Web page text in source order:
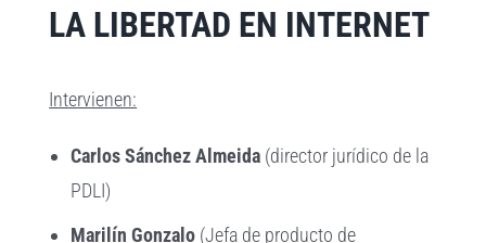
LA LIBERTAD EN INTERNET
Intervienen:
Carlos Sánchez Almeida (director jurídico de la
PDLI)
Marilín Gonzalo (Jefa de producto de